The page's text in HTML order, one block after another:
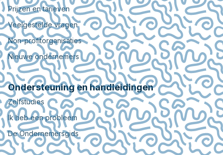
Prijzen en tarieven
Veelgestelde vragen
Non-profitorganisaties
Nieuwe ondernemers
Ondersteuning en handleidingen
Zelfstudies
Ik heb een probleem
De Ondernemersgids